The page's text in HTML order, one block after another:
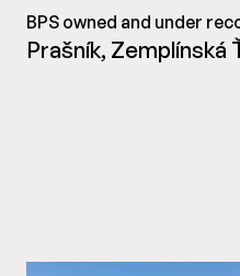
BPS owned and under
Prašník, Zemplínská